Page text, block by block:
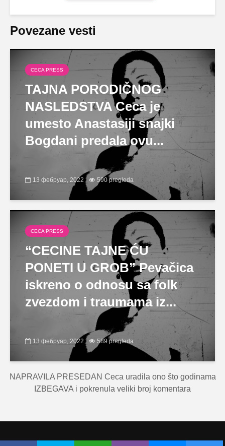
Povezane vesti
CECA PRESS
TAJNA PORODIČNOG
NASLEDSTVA Ceca je
umesto Anastasiji snajki
Bogdani predala ovu...
13 фебруар, 2022 590 pregleda
CECA PRESS
“CECINE TAJNE ĆU
PONETI U GROB” Pevačica
iskreno o odnosu sa folk
zvezdom i traumama iz...
13 фебруар, 2022 589 pregleda
NAPRAVILA PRESEDAN Ceca uradila ono što godinama
IZBEGAVA i pokrenula veliki broj komentara